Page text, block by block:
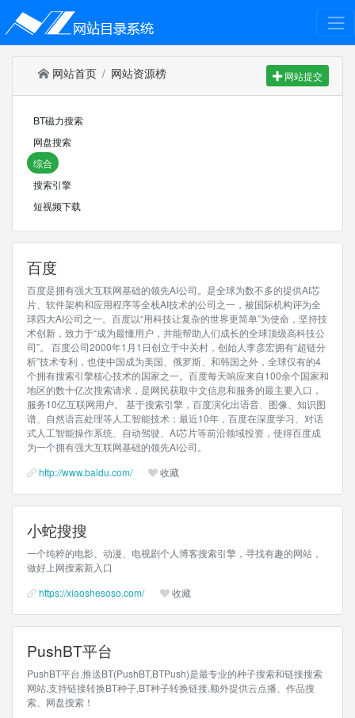
网站首页 网站资源榜 网站提交
BT磁力搜索
网盘搜索
综合
搜索引擎
短视频下载
百度
百度是拥有强大互联网基础的领先AI公司。是全球为数不多的提供AI芯
片、软件架构和应用程序等全栈AI技术的公司之一，被国际机构评为全
球四大AI公司之一。百度以“用科技让复杂的世界更简单”为使命，坚持技
术创新，致力于“成为最懂用户，并能帮助人们成长的全球顶级高科技公
司”。 百度公司2000年1月1日创立于中关村，创始人李彦宏拥有“超链分
析”技术专利，也使中国成为美国、俄罗斯、和韩国之外，全球仅有的4
个拥有搜索引擎核心技术的国家之一。百度每天响应来自100余个国家和
地区的数十亿次搜索请求，是网民获取中文信息和服务的最主要入口，
服务10亿互联网用户。 基于搜索引擎，百度演化出语音、图像、知识图
谱、自然语言处理等人工智能技术；最近10年，百度在深度学习、对话
式人工智能操作系统、自动驾驶、AI芯片等前沿领域投资，使得百度成
为一个拥有强大互联网基础的领先AI公司。
http://www.baidu.com/
收藏
小蛇搜搜
一个纯粹的电影、动漫、电视剧个人博客搜索引擎，寻找有趣的网站，
做好上网搜索新入口
https://xiaoshesoso.com/
收藏
PushBT平台
PushBT平台,推送BT(PushBT,BTPush)是最专业的种子搜索和链接搜索
网站,支持链接转换BT种子,BT种子转换链接,额外提供云点播、作品搜
索、网盘搜索！